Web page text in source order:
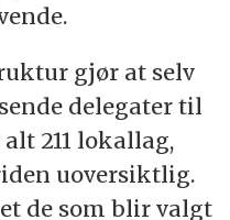
gjør at selv
delegater til
211 lokallag,
uoversiktlig.
de som blir valgt